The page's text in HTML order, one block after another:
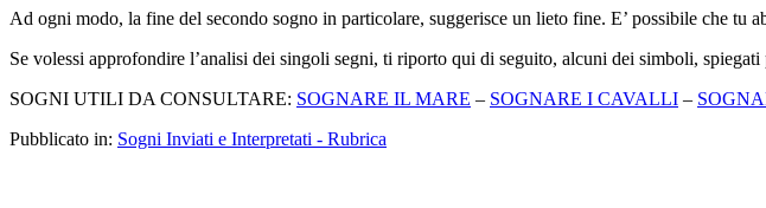
Ad ogni modo, la fine del secondo sogno in particolare, suggerisce un lieto fine. E’ possibile che tu
Se volessi approfondire l’analisi dei singoli segni, ti riporto qui di seguito, alcuni dei simboli, spiegati
SOGNI UTILI DA CONSULTARE: SOGNARE IL MARE – SOGNARE I CAVALLI –
Pubblicato in: Sogni Inviati e Interpretati - Rubrica